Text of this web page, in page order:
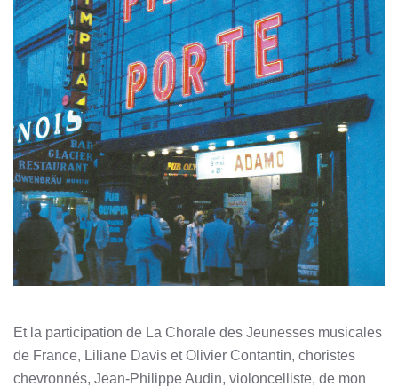
Et la participation de La Chorale des Jeunesses musicales
de France, Liliane Davis et Olivier Contantin, choristes
chevronnés, Jean-Philippe Audin, violoncelliste, de mon